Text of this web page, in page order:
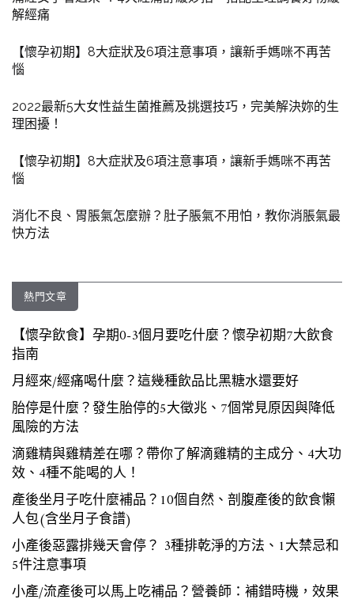
解經痛
【懷孕初期】8大症狀及6項注意事項，讓新手媽咪不再苦
惱
2022最新5大女性益生菌推薦及挑選技巧，完美解決妳的生
理困擾！
【懷孕初期】8大症狀及6項注意事項，讓新手媽咪不再苦
惱
消化不良、胃脹氣怎麼辦？肚子脹氣不用怕，教你消脹氣最
快方法
熱門文章
【懷孕飲食】孕期0-3個月要吃什麼？懷孕初期7大飲食
指南
月經來/經痛喝什麼？這幾種飲品比黑糖水還要好
胎停是什麼？發生胎停的5大徵兆、7個常見原因與降低
風險的方法
滴雞精與雞精差在哪？帶你了解滴雞精的主成分、4大功
效、4種不能喝的人！
產後坐月子吃什麼補品？10個自然、剖腹產後的飲食懶
人包(含坐月子食譜)
小產後惡露排幾天會停？ 3種排乾淨的方法、1大禁忌和
5件注意事項
小產/流產後可以馬上吃補品？營養師：補錯時機，效果